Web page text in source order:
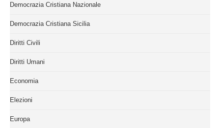
Democrazia Cristiana Nazionale
Democrazia Cristiana Sicilia
Diritti Civili
Diritti Umani
Economia
Elezioni
Europa